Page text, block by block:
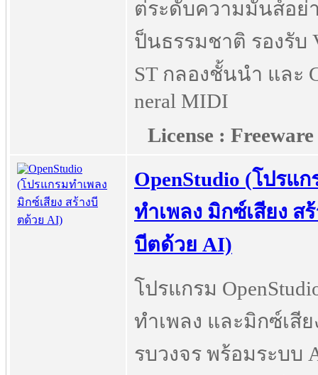
ต่ระดับความมันส์อย่า
ป็นธรรมชาติ รองรับ
ST กลองชั้นนำ และ
neral MIDI
License : Freeware
OpenStudio (โปรแก
ทำเพลง มิกซ์เสียง ส
บีตด้วย AI)
โปรแกรม
ทำเพลง และมิกซ์เสี
รบวงจร พร้อมระบบ